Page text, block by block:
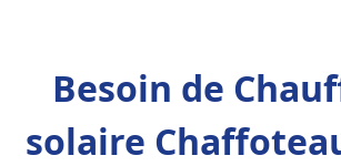
Besoin de
solaire